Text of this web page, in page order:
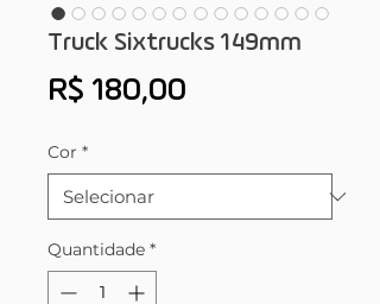
Truck Sixtrucks 149mm
R$ 180,00
Cor *
Quantidade *